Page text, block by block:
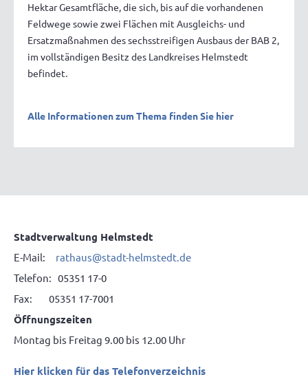
Hektar Gesamtfläche, die sich, bis auf die vorhandenen
Feldwege sowie zwei Flächen mit Ausgleichs- und
Ersatzmaßnahmen des sechsstreifigen Ausbaus der BAB 2,
im vollständigen Besitz des Landkreises Helmstedt
befindet.
Alle Informationen zum Thema finden Sie hier
Stadtverwaltung Helmstedt
E-Mail: rathaus@stadt-helmstedt.de
Telefon: 05351 17-0
Fax: 05351 17-7001
Öffnungszeiten
Montag bis Freitag 9.00 bis 12.00 Uhr
Hier klicken für das Telefonverzeichnis